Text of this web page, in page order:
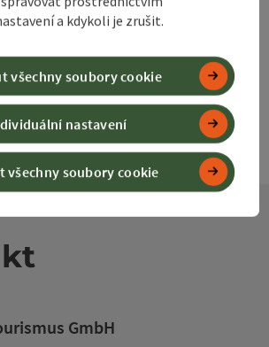
GmbH
a kdykoli je zrušit.
všechny soubory cookie
nastavení
všechny soubory cookie